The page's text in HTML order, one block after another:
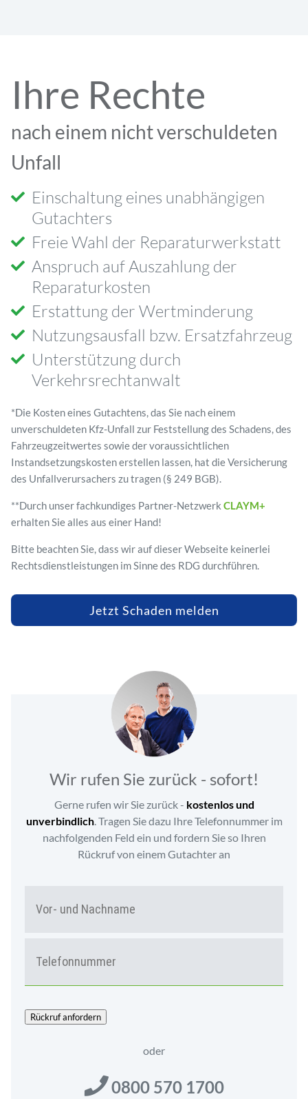
Ihre Rechte
nach einem nicht verschuldeten
Unfall
Einschaltung eines unabhängigen
Gutachters
Freie Wahl der Reparaturwerkstatt
Anspruch auf Auszahlung der
Reparaturkosten
Erstattung der Wertminderung
Nutzungsausfall bzw. Ersatzfahrzeug
Unterstützung durch
Verkehrsrechtanwalt
*Die Kosten eines Gutachtens, das Sie nach einem
unverschuldeten Kfz-Unfall zur Feststellung des Schadens, des
Fahrzeugzeitwertes sowie der voraussichtlichen
Instandsetzungskosten erstellen lassen, hat die Versicherung
des Unfallverursachers zu tragen (§ 249 BGB).
**Durch unser fachkundiges Partner-Netzwerk CLAYM+
erhalten Sie alles aus einer Hand!
Bitte beachten Sie, dass wir auf dieser Webseite keinerlei
Rechtsdienstleistungen im Sinne des RDG durchführen.
Jetzt Schaden melden
Wir rufen Sie zurück - sofort!
Gerne rufen wir Sie zurück - kostenlos und
unverbindlich. Tragen Sie dazu Ihre Telefonnummer im
nachfolgenden Feld ein und fordern Sie so Ihren
Rückruf von einem Gutachter an
E
Rückruf anfordern
oder
0800 570 1700